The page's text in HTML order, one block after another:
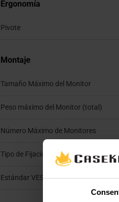
Ergonomía
Pivote
Montaje
Tamaño Máximo del Monitor
Peso máximo del Monitor (total)
Número Máximo de Monitores
Tipo de Fijación
Estándar VESA